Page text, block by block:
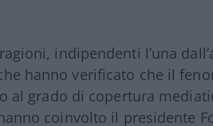
indipendenti l’una
hanno verificato che il
al grado di copertura
coinvolto il presidente